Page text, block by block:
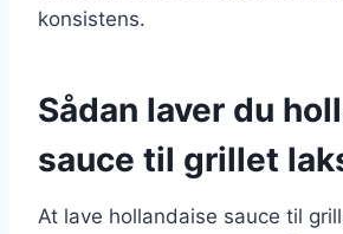
konsistens.
Sådan laver du
sauce til grillet
At lave hollandaise sauce til